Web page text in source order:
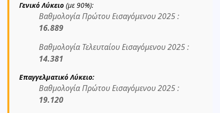
Γενικό Λύκειο (με 90%):
Βαθμολογία Πρώτου Εισαγόμενου 2025 :
16.889
Βαθμολογία Τελευταίου Εισαγόμενου 2025 :
14.381
Επαγγελματικό Λύκειο:
Βαθμολογία Πρώτου Εισαγόμενου 2025 :
19.120